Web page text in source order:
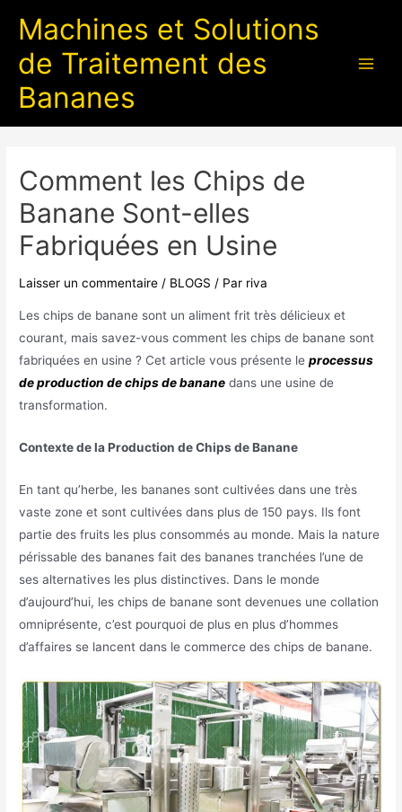
Machines et Solutions
de Traitement des
Bananes
Comment les Chips de
Banane Sont-elles
Fabriquées en Usine
Laisser un commentaire / BLOGS / Par riva
Les chips de banane sont un aliment frit très délicieux et
courant, mais savez-vous comment les chips de banane sont
fabriquées en usine ? Cet article vous présente leprocessus
de production de chips de banane dans une usine de
transformation.
Contexte de la Production de Chips de Banane
En tant qu’herbe, les bananes sont cultivées dans une très
vaste zone et sont cultivées dans plus de 150 pays. Ils font
partie des fruits les plus consommés au monde. Mais la nature
périssable des bananes fait des bananes tranchées l’une de
ses alternatives les plus distinctives. Dans le monde
d’aujourd’hui, les chips de banane sont devenues une collation
omniprésente, c’est pourquoi de plus en plus d’hommes
d’affaires se lancent dans le commerce des chips de banane.